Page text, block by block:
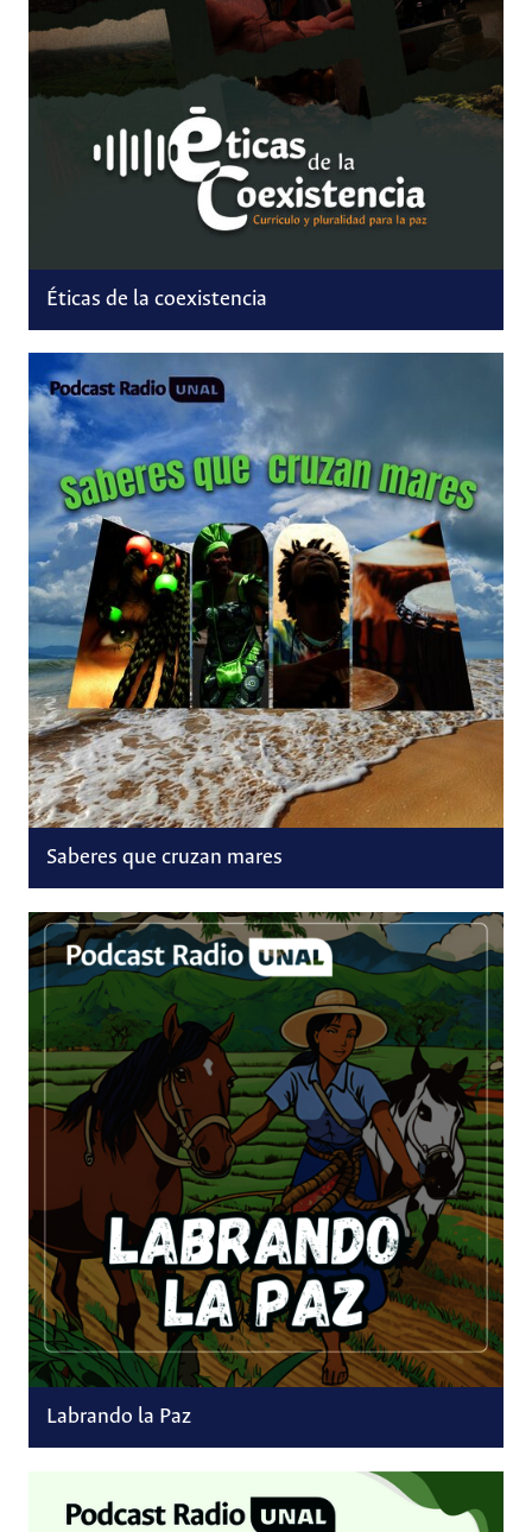
Éticas de la coexistencia
Saberes que cruzan mares
Labrando la Paz